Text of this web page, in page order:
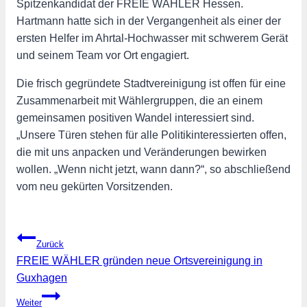
Spitzenkandidat der FREIE WÄHLER Hessen.
Hartmann hatte sich in der Vergangenheit als einer der
ersten Helfer im Ahrtal-Hochwasser mit schwerem Gerät
und seinem Team vor Ort engagiert.
Die frisch gegründete Stadtvereinigung ist offen für eine
Zusammenarbeit mit Wählergruppen, die an einem
gemeinsamen positiven Wandel interessiert sind.
„Unsere Türen stehen für alle Politikinteressierten offen,
die mit uns anpacken und Veränderungen bewirken
wollen. „Wenn nicht jetzt, wann dann?“, so abschließend
vom neu gekürten Vorsitzenden.
Beitragsnavigation
Zurück
FREIE WÄHLER gründen neue Ortsvereinigung in
Guxhagen
Weiter